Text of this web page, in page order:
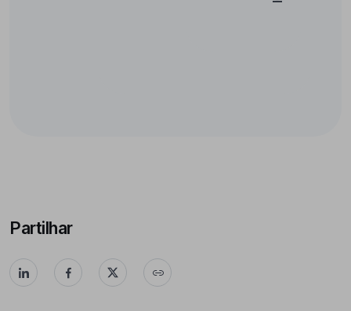
Partilhar